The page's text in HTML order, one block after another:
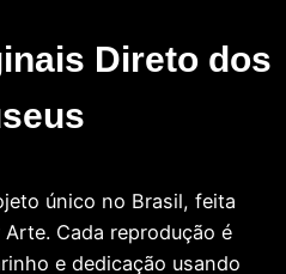
Direto dos
único no Brasil, feita
Cada reprodução é
e dedicação usando